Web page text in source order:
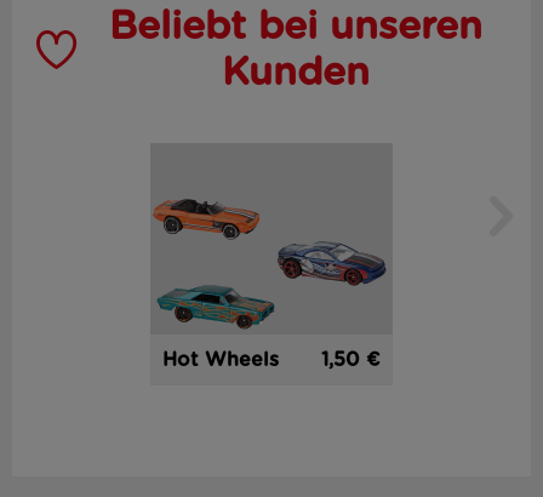
Beliebt bei unseren
Kunden
Hot Wheels 1,50 €